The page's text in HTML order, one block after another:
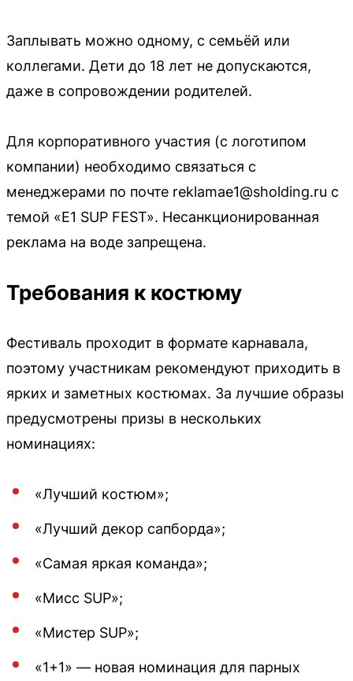
Заплывать можно одному, с семьёй или
коллегами. Дети до 18 лет не допускаются,
даже в сопровождении родителей.
Для корпоративного участия (с логотипом
компании) необходимо связаться с
менеджерами по почте reklamae1@sholding.ru с
темой «E1 SUP FEST». Несанкционированная
реклама на воде запрещена.
Требования к костюму
Фестиваль проходит в формате карнавала,
поэтому участникам рекомендуют приходить в
ярких и заметных костюмах. За лучшие образы
предусмотрены призы в нескольких
номинациях:
«Лучший костюм»;
«Лучший декор сапборда»;
«Самая яркая команда»;
«Мисс SUP»;
«Мистер SUP»;
«1+1» — новая номинация для парных